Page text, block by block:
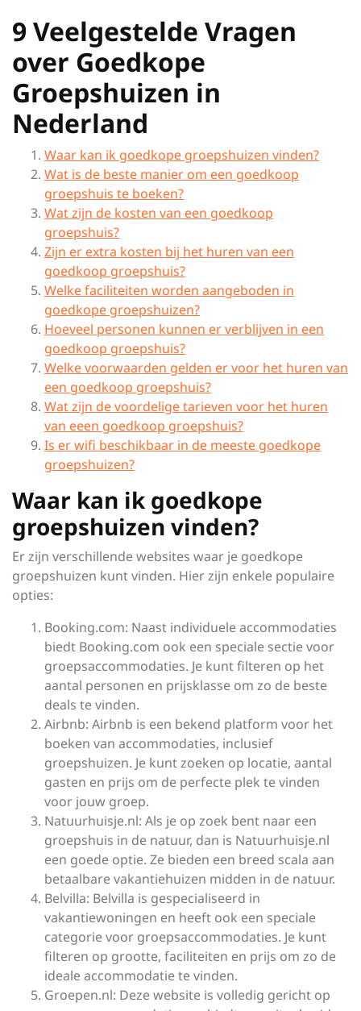
9 Veelgestelde Vragen
over Goedkope
Groepshuizen in
Nederland
Waar kan ik goedkope groepshuizen vinden?
Wat is de beste manier om een goedkoop
groepshuis te boeken?
Wat zijn de kosten van een goedkoop
groepshuis?
Zijn er extra kosten bij het huren van een
goedkoop groepshuis?
Welke faciliteiten worden aangeboden in
goedkope groepshuizen?
Hoeveel personen kunnen er verblijven in een
goedkoop groepshuis?
Welke voorwaarden gelden er voor het huren van
een goedkoop groepshuis?
Wat zijn de voordelige tarieven voor het huren
van eeen goedkoop groepshuis?
Is er wifi beschikbaar in de meeste goedkope
groepshuizen?
Waar kan ik goedkope
groepshuizen vinden?
Er zijn verschillende websites waar je goedkope
groepshuizen kunt vinden. Hier zijn enkele populaire
opties:
Booking.com: Naast individuele accommodaties
biedt Booking.com ook een speciale sectie voor
groepsaccommodaties. Je kunt filteren op het
aantal personen en prijsklasse om zo de beste
deals te vinden.
Airbnb: Airbnb is een bekend platform voor het
boeken van accommodaties, inclusief
groepshuizen. Je kunt zoeken op locatie, aantal
gasten en prijs om de perfecte plek te vinden
voor jouw groep.
Natuurhuisje.nl: Als je op zoek bent naar een
groepshuis in de natuur, dan is Natuurhuisje.nl
een goede optie. Ze bieden een breed scala aan
betaalbare vakantiehuizen midden in de natuur.
Belvilla: Belvilla is gespecialiseerd in
vakantiewoningen en heeft ook een speciale
categorie voor groepsaccommodaties. Je kunt
filteren op grootte, faciliteiten en prijs om zo de
ideale accommodatie te vinden.
Groepen.nl: Deze website is volledig gericht op